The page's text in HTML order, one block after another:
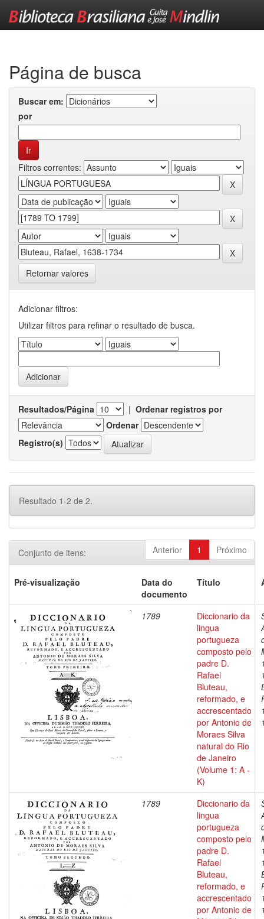
Página de busca
Buscar em:
por
Filtros correntes:
Retornar valores
Adicionar filtros:
Utilizar filtros para refinar o resultado de busca.
Resultados/Página | Ordenar registros por
Ordenar
Registro(s)
Resultado 1-2 de 2.
Anterior 1 Próximo
Conjunto de itens:
Pré-visualização
Data do
documento
Título
1789
Diccionario da
lingua
portugueza
composto pelo
padre D.
Rafael
Bluteau,
reformado, e
accrescentado
por Antonio de
Moraes Silva
natural do Rio
de Janeiro
(Volume 1: A -
K)
1789
Diccionario da
lingua
portugueza
composto pelo
padre D.
Rafael
Bluteau,
reformado, e
accrescentado
por Antonio de